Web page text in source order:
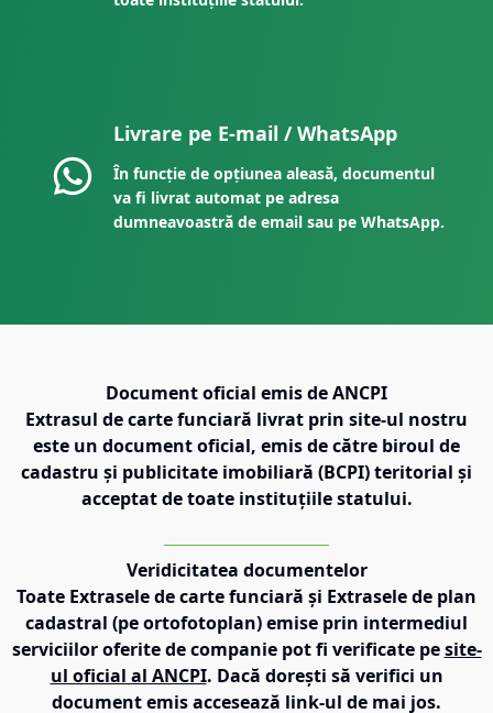
Livrare pe E-mail / WhatsApp
În funcție de opțiunea aleasă, documentul
va fi livrat automat pe adresa
dumneavoastră de email sau pe WhatsApp.
Document oficial emis de ANCPI
Extrasul de carte funciară livrat prin site-ul nostru
este un document oficial, emis de către biroul de
cadastru și publicitate imobiliară (BCPI) teritorial și
acceptat de toate instituțiile statului.
Veridicitatea documentelor
Toate Extrasele de carte funciară și Extrasele de plan
cadastral (pe ortofotoplan) emise prin intermediul
serviciilor oferite de companie pot fi verificate pe site-
ul oficial al ANCPI. Dacă dorești să verifici un
document emis accesează link-ul de mai jos.